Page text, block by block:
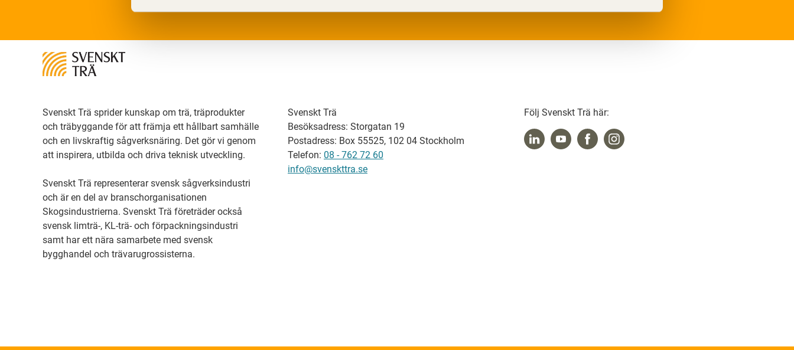
Svenskt Trä sprider kunskap om trä, träprodukter
och träbyggande för att främja ett hållbart samhälle
och en livskraftig sågverksnäring. Det gör vi genom
att inspirera, utbilda och driva teknisk utveckling.
Svenskt Trä representerar svensk sågverksindustri
och är en del av branschorganisationen
Skogsindustrierna. Svenskt Trä företräder också
svensk limträ-, KL-trä- och förpackningsindustri
samt har ett nära samarbete med svensk
bygghandel och trävarugrossisterna.
Svenskt Trä
Besöksadress: Storgatan 19
Postadress: Box 55525, 102 04 Stockholm
Telefon: 08 - 762 72 60
info@svenskttra.se
Följ Svenskt Trä här: